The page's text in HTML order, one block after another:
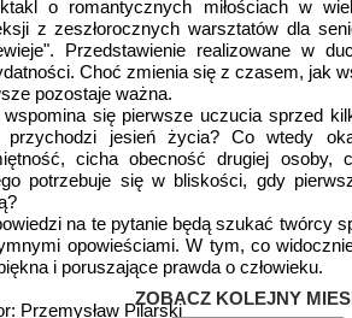
o romantycznych miłościach w
z zeszłorocznych warsztatów dla
Przedstawienie realizowane w
Choć zmienia się z czasem, jak
pozostaje ważna.
się pierwsze uczucia sprzed
przychodzi jesień życia? Co wtedy
cicha obecność drugiej osoby,
potrzebuje się w bliskości, gdy
na te pytanie będą szukać twórcy
opowieściami. W tym, co
i poruszające prawda o człowieku.
Przemysław Pilarski
ZOBACZ KOLEJNY